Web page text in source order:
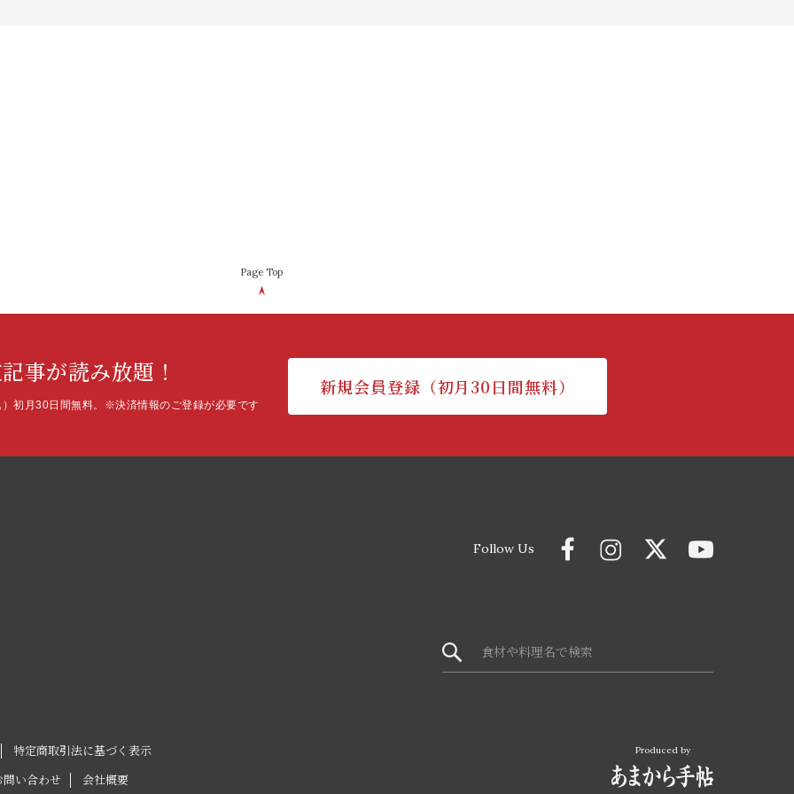
Page Top
事が読み放題！
初月30日間無料。 ※決済情報のご登録が必要です
新規会員登録（初月30日間無料）
Follow Us
特定商取引法に基づく表示
い合わせ
会社概要
Produced by